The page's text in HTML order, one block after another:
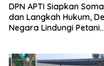
DPN APTI Siapkan
dan Langkah Hukum,
Negara Lindungi Petani